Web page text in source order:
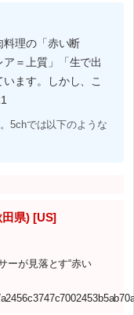
料理の「赤い断
＝上質」「生で出
ます。しかし、こ
5chでは以下のような
田県) [US]
ーが見落とす“赤い